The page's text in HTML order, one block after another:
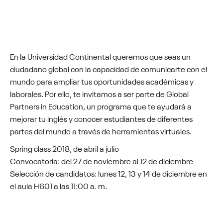
En la Universidad Continental queremos que seas un
ciudadano global con la capacidad de comunicarte con el
mundo para ampliar tus oportunidades académicas y
laborales. Por ello, te invitamos a ser parte de Global
Partners in Education, un programa que te ayudará a
mejorar tu inglés y conocer estudiantes de diferentes
partes del mundo a través de herramientas virtuales.
Spring class 2018, de abril a julio
Convocatoria: del 27 de noviembre al 12 de diciembre
Selección de candidatos: lunes 12, 13 y 14 de diciembre en
el aula H601 a las 11:00 a. m.